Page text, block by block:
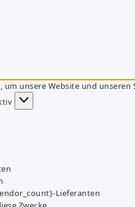
um unsere Website und unseren
Lieferanten